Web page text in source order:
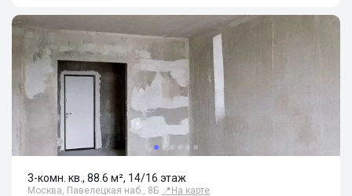
3-комн. кв., 88.6 м², 14/16 этаж
Москва, Павелецкая наб., 8Б 📍 На карте